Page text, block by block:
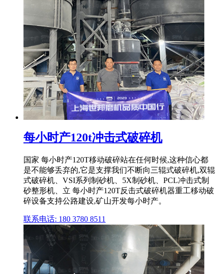
每小时产120t冲击式破碎机
国家 每小时产120T移动破碎站在任何时候,这种信心都
是不能够丢弃的,它是支撑我们不断向三辊式破碎机,双辊
式破碎机、VSI系列制砂机、5X制砂机、PCL冲击式制
砂整形机、立 每小时产120T反击式破碎机器重工移动破
碎设备支持公路建设,矿山开发每小时产。
联系电话: 180 3780 8511